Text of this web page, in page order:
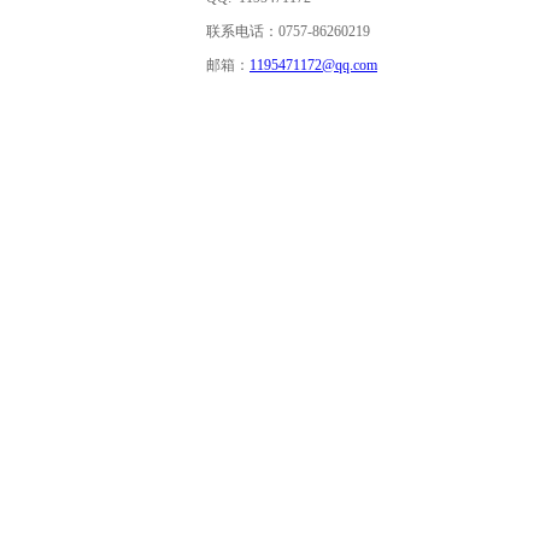
联系电话：0757-86260219
邮箱： 1195471172@qq.com